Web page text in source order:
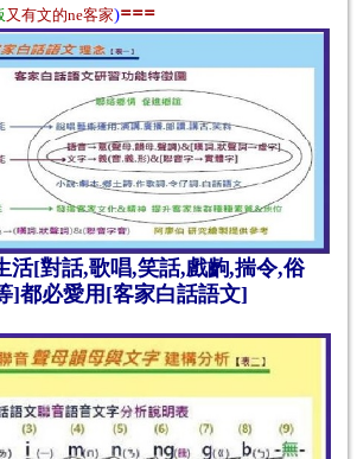
又有文的ne客家)===
活[對話,歌唱,笑話,戲齣,揣令,俗
]都必愛用[客家白話語文]